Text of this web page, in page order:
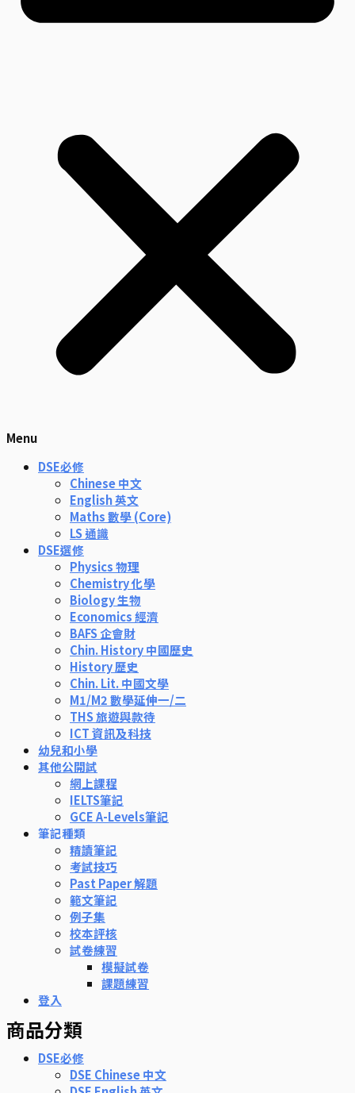
Menu
DSE必修
Chinese 中文
English 英文
Maths 數學 (Core)
LS 通識
DSE選修
Physics 物理
Chemistry 化學
Biology 生物
Economics 經濟
BAFS 企會財
Chin. History 中國歷史
History 歷史
Chin. Lit. 中國文學
M1/M2 數學延伸一/二
THS 旅遊與款待
ICT 資訊及科技
幼兒和小學
其他公開試
網上課程
IELTS筆記
GCE A-Levels筆記
筆記種類
精讀筆記
考試技巧
Past Paper 解題
範文筆記
例子集
校本評核
試卷練習
模擬試卷
課題練習
登入
商品分類
DSE必修
DSE Chinese 中文